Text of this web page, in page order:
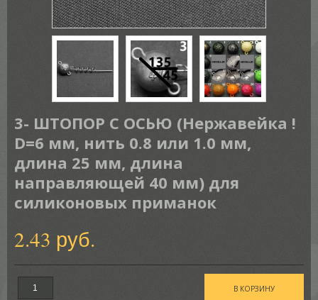
3- ШТОПОР С ОСЬЮ (Нержавейка !
D=6 мм, нить 0.8 или 1.0 мм,
длина 25 мм, длина
направляющей 40 мм) для
силиконовых приманок
2.43 руб.